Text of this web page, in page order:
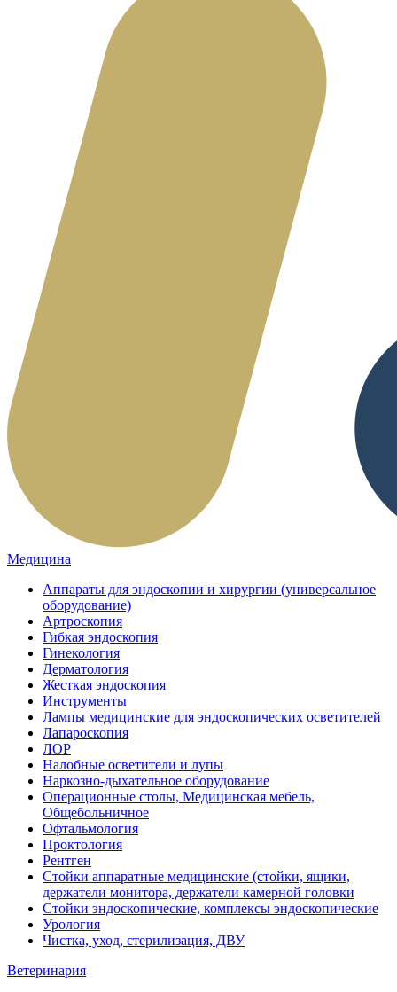
Медицина
Аппараты для эндоскопии и хирургии (универсальное
оборудование)
Артроскопия
Гибкая эндоскопия
Гинекология
Дерматология
Жесткая эндоскопия
Инструменты
Лампы медицинские для эндоскопических осветителей
Лапароскопия
ЛОР
Налобные осветители и лупы
Наркозно-дыхательное оборудование
Операционные столы, Медицинская мебель,
Общебольничное
Офтальмология
Проктология
Рентген
Стойки аппаратные медицинские (стойки, ящики,
держатели монитора, держатели камерной головки
Стойки эндоскопические, комплексы эндоскопические
Урология
Чистка, уход, стерилизация, ДВУ
Ветеринария